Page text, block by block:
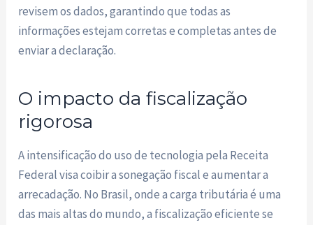
revisem os dados, garantindo que todas as
informações estejam corretas e completas antes de
enviar a declaração.
O impacto da fiscalização
rigorosa
A intensificação do uso de tecnologia pela Receita
Federal visa coibir a sonegação fiscal e aumentar a
arrecadação. No Brasil, onde a carga tributária é uma
das mais altas do mundo, a fiscalização eficiente se